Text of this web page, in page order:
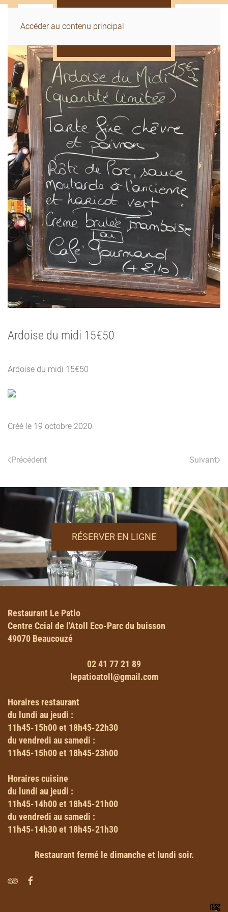
Accéder au contenu principal
Ardoise du midi 15€50
Ardoise du midi 15€50
Créé le 19 octobre 2020.
Précédent Suivant
RÉSERVER EN LIGNE
Restaurant Le Patio
Centre Ccial de l'Atoll Eco-Parc du buisson
49070 Beaucouzé
02 41 77 21 89
lepatioatoll@gmail.com
Horaires restaurant
du lundi au jeudi :
11h45-15h00 et 18h45-22h30
du vendredi au samedi :
11h45-15h00 et 18h45-23h00
Horairescuisine
du lundi au jeudi :
11h45-14h00 et 18h45-21h00
du vendredi au samedi :
11h45-14h30 et 18h45-21h30
Restaurant fermé le dimanche et lundi soir.